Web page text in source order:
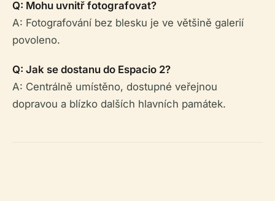
Q: Mohu uvnitř fotografovat?
A: Fotografování bez blesku je ve většině galerií
povoleno.
Q: Jak se dostanu do Espacio 2?
A: Centrálně umístěno, dostupné veřejnou
dopravou a blízko dalších hlavních památek.